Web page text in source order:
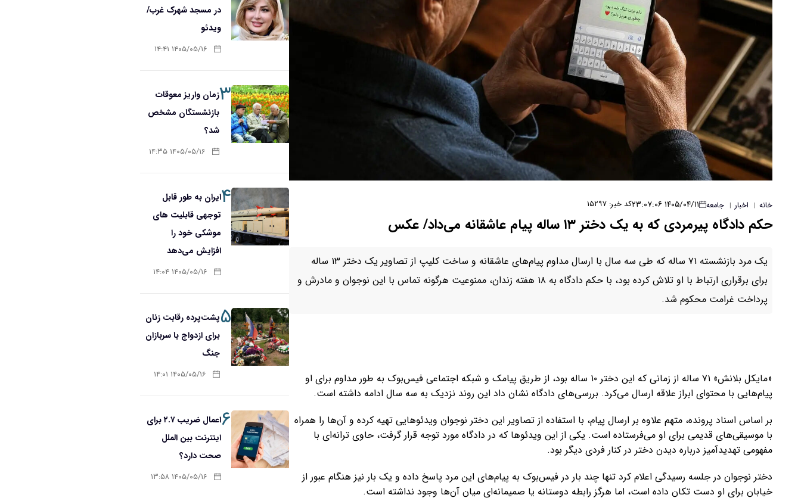
خانه | اخبار | جامعه ۱۴۰۵/۰۴/۱۱ ۲۳:۰۷:۰۶ کد خبر: ۱۵۲۹۷
حکم دادگاه پیرمردی که به یک دختر ۱۳ ساله پیام عاشقانه می‌داد/ عکس
یک مرد بازنشسته ۷۱ ساله که طی سه سال با ارسال مداوم پیام‌های عاشقانه و ساخت کلیپ از تصاویر یک دختر ۱۳ ساله
برای برقراری ارتباط با او تلاش کرده بود، با حکم دادگاه به ۱۸ هفته زندان، ممنوعیت هرگونه تماس با این نوجوان و مادرش و
پرداخت غرامت محکوم شد.
«مایکل بلانش» ۷۱ ساله از زمانی که این دختر ۱۰ ساله بود، از طریق پیامک و شبکه اجتماعی فیس‌بوک به طور مداوم برای او
پیام‌هایی با محتوای ابراز علاقه ارسال می‌کرد. بررسی‌های دادگاه نشان داد این روند نزدیک به سه سال ادامه داشته است.
بر اساس اسناد پرونده، متهم علاوه بر ارسال پیام، با استفاده از تصاویر این دختر نوجوان ویدئوهایی تهیه کرده و آن‌ها را همراه
با موسیقی‌های قدیمی برای او می‌فرستاده است. یکی از این ویدئوها که در دادگاه مورد توجه قرار گرفت، حاوی ترانه‌ای با
مفهومی تهدیدآمیز درباره دیدن دختر در کنار فردی دیگر بود.
دختر نوجوان در جلسه رسیدگی اعلام کرد تنها چند بار در فیس‌بوک به پیام‌های این مرد پاسخ داده و یک بار نیز هنگام عبور از
خیابان برای او دست تکان داده است، اما هرگز رابطه دوستانه یا صمیمانه‌ای میان آن‌ها وجود نداشته است.
در مسجد شهرک غرب/
ویدئو
۱۴۰۵/۰۵/۱۶ ۱۴:۴۱
۳زمان واریز معوقات
بازنشستگان مشخص
شد؟
۱۴۰۵/۰۵/۱۶ ۱۴:۳۵
۴ایران به طور قابل
توجهی قابلیت های
موشکی خود را
افزایش می‌دهد
۱۴۰۵/۰۵/۱۶ ۱۴:۰۴
۵پشت‌پرده رقابت زنان
برای ازدواج با سربازان
جنگ
۱۴۰۵/۰۵/۱۶ ۱۴:۰۱
۶
اعمال ضریب ۲.۷ برای
اینترنت بین الملل
صحت دارد؟
۱۴۰۵/۰۵/۱۶ ۱۳:۵۸